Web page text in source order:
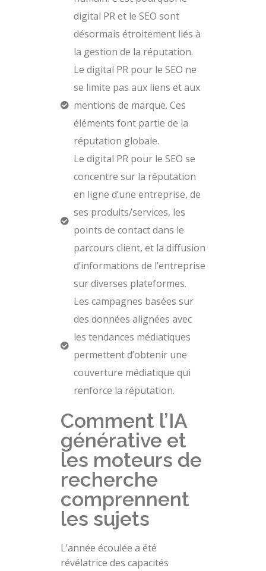
digital PR et le SEO sont
désormais étroitement liés à
la gestion de la réputation.
Le digital PR pour le SEO ne
se limite pas aux liens et aux
mentions de marque. Ces
éléments font partie de la
réputation globale.
Le digital PR pour le SEO se
concentre sur la réputation
en ligne d’une entreprise, de
ses produits/services, les
points de contact dans le
parcours client, et la diffusion
d’informations de l’entreprise
sur diverses plateformes.
Les campagnes basées sur
des données alignées avec
les tendances médiatiques
permettent d’obtenir une
couverture médiatique qui
renforce la réputation.
Comment l’IA
générative et
les moteurs de
recherche
comprennent
les sujets
L’année écoulée a été
révélatrice des capacités